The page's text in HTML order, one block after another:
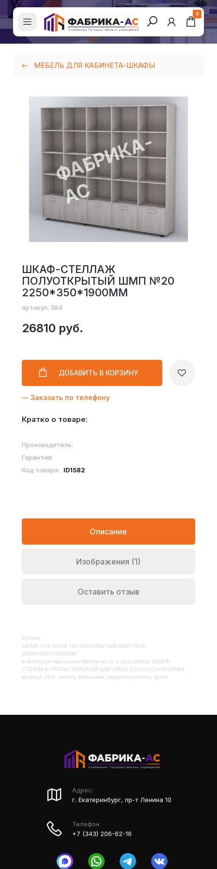
0
МЕБЕЛЬ ДЛЯ КАБИНЕТА-ШКАФЫ
ШКАФ-СТЕЛЛАЖ
ПОЛУОТКРЫТЫЙ ШМП №20
2250*350*1900ММ
артикул: 394
26810 руб.
ДОБАВИТЬ В КОРЗИНУ
— Заказать по телефону
Кратко о товаре:
Производитель:
Гарантия:
Код товара:
ID1582
Описание
Изображения (1)
Оставить отзыв
Купить
ШКАФ-СТЕЛЛАЖ ПОЛУОТКРЫТЫЙ ШМП №20
2250*350*1900ММ
в интернет-магазине fabrika-ac.ru с доставкой. ШКАФ-
СТЕЛЛАЖ ПОЛУОТКРЫТЫЙ ШМП №20 2250*350*1900ММ,
артикул 394: читать описание, характеристики, фото
Адрес:
г. Екатеринбург, пр-т Ленина 10
Телефон:
+7 (343) 206-62-16